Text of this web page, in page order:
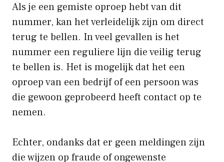
Als je een gemiste oproep hebt van dit
nummer, kan het verleidelijk zijn om direct
terug te bellen. In veel gevallen is het
nummer een reguliere lijn die veilig terug
te bellen is. Het is mogelijk dat het een
oproep van een bedrijf of een persoon was
die gewoon geprobeerd heeft contact op te
nemen.
Echter, ondanks dat er geen meldingen zijn
die wijzen op fraude of ongewenste